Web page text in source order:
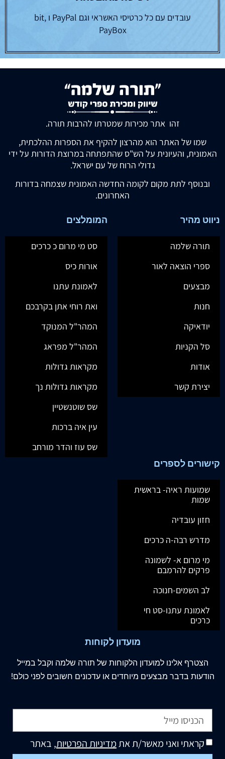
עובדים עם כל כרטיסי האשראי וגם PayPal ו bit,
PayBox
זהו אתר מכירות שמטרתו להרבות תורה.
שמו של האתר הוא מהרצון להקיף את הספרות ההלכתית,
האמונית, והעיונית על הש"ס שהתפתחה במרוצת הדורות על ידי
גדולי הרוח של עם ישראל.
ובנוסף לתת מקום לקומה החדשה האמונית שצמחה בדורות
האחרונים.
ניווט מהיר
תורה שלמה
ספרי הוצאה לאור
מבצעים
חנות
יודאיקה
סל הקניות
אודות
יצירת קשר
המומלצים
סט מי מרום כ כרכים
אורות כיס
לאמונת עתנו
ואת רוחי אתן בקרבכם
המהר"ל המנוקד
המהר"ל מפראג
מקראות גדולות
מקראות גדולות נך
שס שוטנשטיין
עין איה ברכות
שס עוז והדר מורחב
קישורים לספרים
שמועות ראיה- בראשית
שמות
חזון עובדיה
מדרש רבה-ה כרכים
מי מרום א- לשמונה
פרקים להרמבם
לב השמים-חנוכה
לאמונת עתנו-סט חי
כרכים
מועדון לקוחות
הצטרף אלינו למועדון הלקוחות של תורה שלמה וקבל במייל
הודעות בדבר מבצעים מיוחדים או עדכונים חשובים לפני כולם!
קראתי ואני מאשר/ת אתמדיניות הפרטיות, באתר